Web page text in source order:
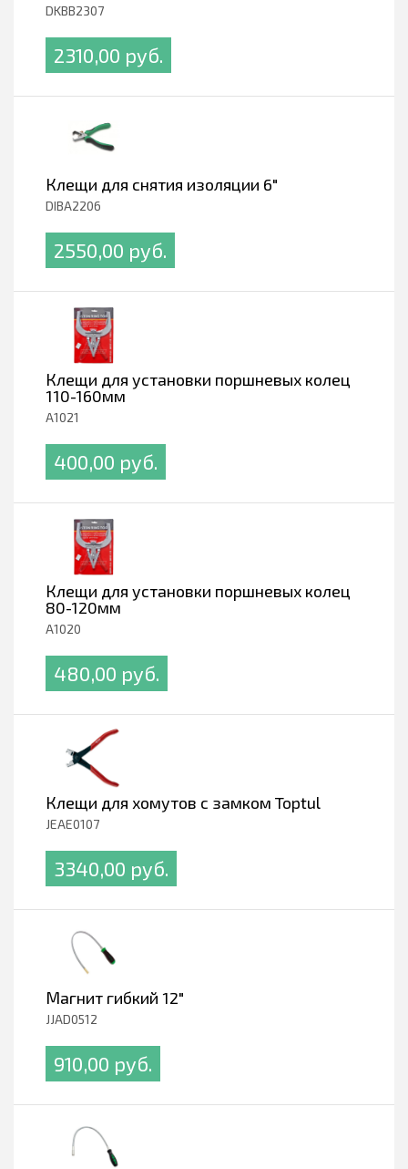
DKBB2307
2310,00 pуб.
Клещи для снятия изоляции 6"
DIBA2206
2550,00 pуб.
Клещи для установки поршневых колец
110-160мм
A1021
400,00 pуб.
Клещи для установки поршневых колец
80-120мм
A1020
480,00 pуб.
Клещи для хомутов с замком Toptul
JEAE0107
3340,00 pуб.
Магнит гибкий 12"
JJAD0512
910,00 pуб.